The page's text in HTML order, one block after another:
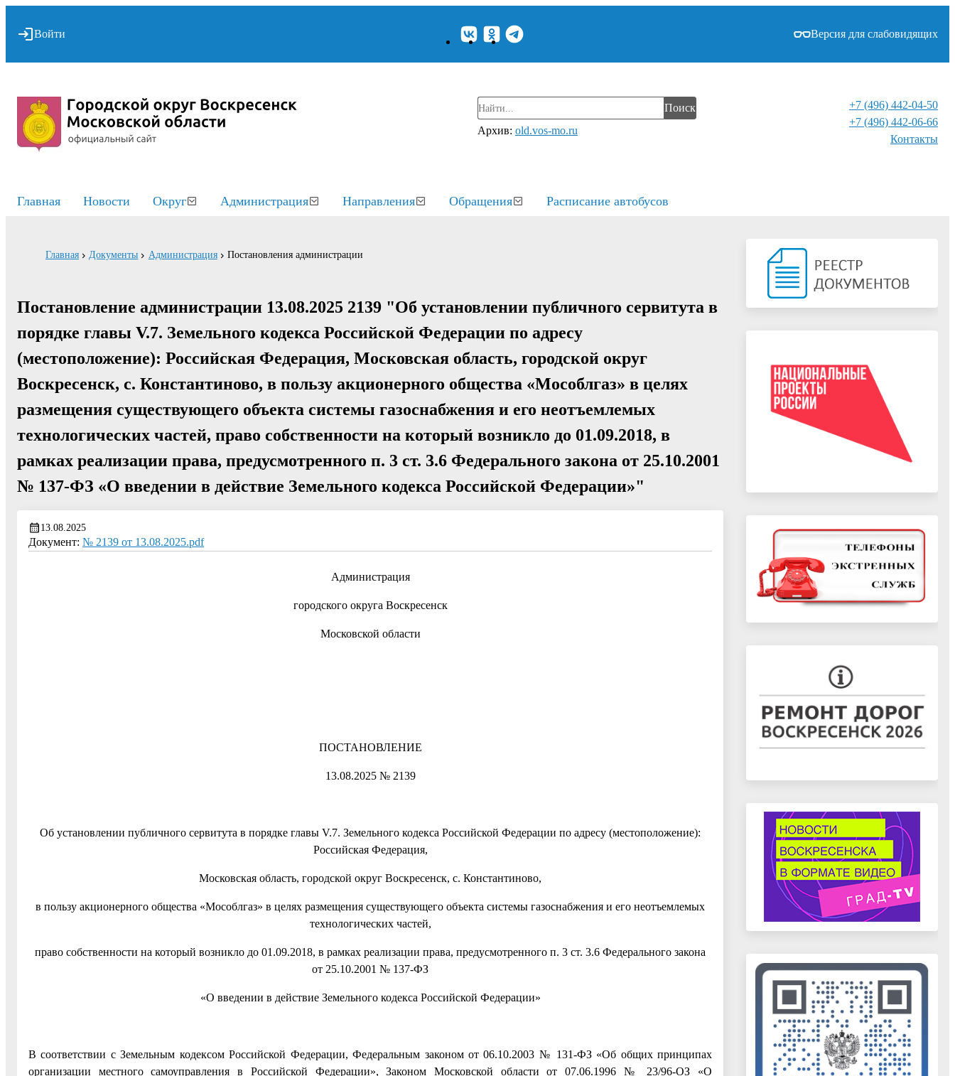
Войти Версия для слабовидящих
Поиск
Архив: old.vos-mo.ru
+7 (496) 442-04-50
+7 (496) 442-06-66
Контакты⁠
Главная Новости Округ Администрация Направления Обращения Расписание автобусов
Главная Документы Администрация Постановления администрации
Постановление администрации 13.08.2025 2139 "Об установлении публичного сервитута в
порядке главы V.7. Земельного кодекса Российской Федерации по адресу
(местоположение): Российская Федерация, Московская область, городской округ
Воскресенск, с. Константиново, в пользу акционерного общества «Мособлгаз» в целях
размещения существующего объекта системы газоснабжения и его неотъемлемых
технологических частей, право собственности на который возникло до 01.09.2018, в
рамках реализации права, предусмотренного п. 3 ст. 3.6 Федерального закона от 25.10.2001
№ 137-ФЗ «О введении в действие Земельного кодекса Российской Федерации»"
13.08.2025
Документ: № 2139 от 13.08.2025.pdf
Администрация
городского округа Воскресенск
Московской области
ПОСТАНОВЛЕНИЕ
13.08.2025 № 2139
Об установлении публичного сервитута в порядке главы V.7. Земельного кодекса Российской Федерации по адресу (местоположение):
Российская Федерация,
Московская область, городской округ Воскресенск, с. Константиново,
в пользу акционерного общества «Мособлгаз» в целях размещения существующего объекта системы газоснабжения и его неотъемлемых
технологических частей,
право собственности на который возникло до 01.09.2018, в рамках реализации права, предусмотренного п. 3 ст. 3.6 Федерального закона
от 25.10.2001 № 137-ФЗ
«О введении в действие Земельного кодекса Российской Федерации»
В соответствии с Земельным кодексом Российской Федерации, Федеральным законом от 06.10.2003 № 131-ФЗ «Об общих принципах
организации местного самоуправления в Российской Федерации», Законом Московской области от 07.06.1996 № 23/96-ОЗ «О